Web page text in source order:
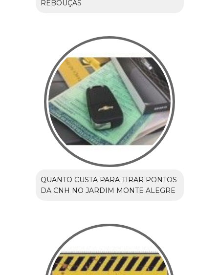
REBOUÇAS
QUANTO CUSTA PARA TIRAR PONTOS
DA CNH NO JARDIM MONTE ALEGRE